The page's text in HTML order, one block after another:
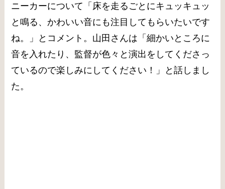
ニーカーについて「床を走るごとにキュッキュッ
と鳴る、かわいい音にも注目してもらいたいです
ね。」とコメント。山田さんは「細かいところに
音を入れたり、監督が色々と演出をしてくださっ
ているので楽しみにしてください！」と話しまし
た。